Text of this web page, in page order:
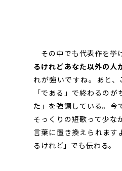
その中でも代表作を挙
るけれどあなた以外の人
れが強いですね。あと
「である」で終わるの
た」を強調している。今
そっくりの短歌って少な
言葉に置き換えられま
るけれど」でも伝わる。